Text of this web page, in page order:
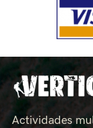
Actividades